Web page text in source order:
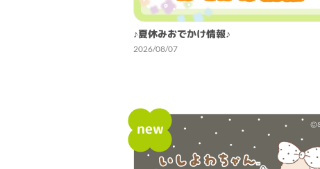
♪夏休みおでかけ情報♪
2026/08/07
new